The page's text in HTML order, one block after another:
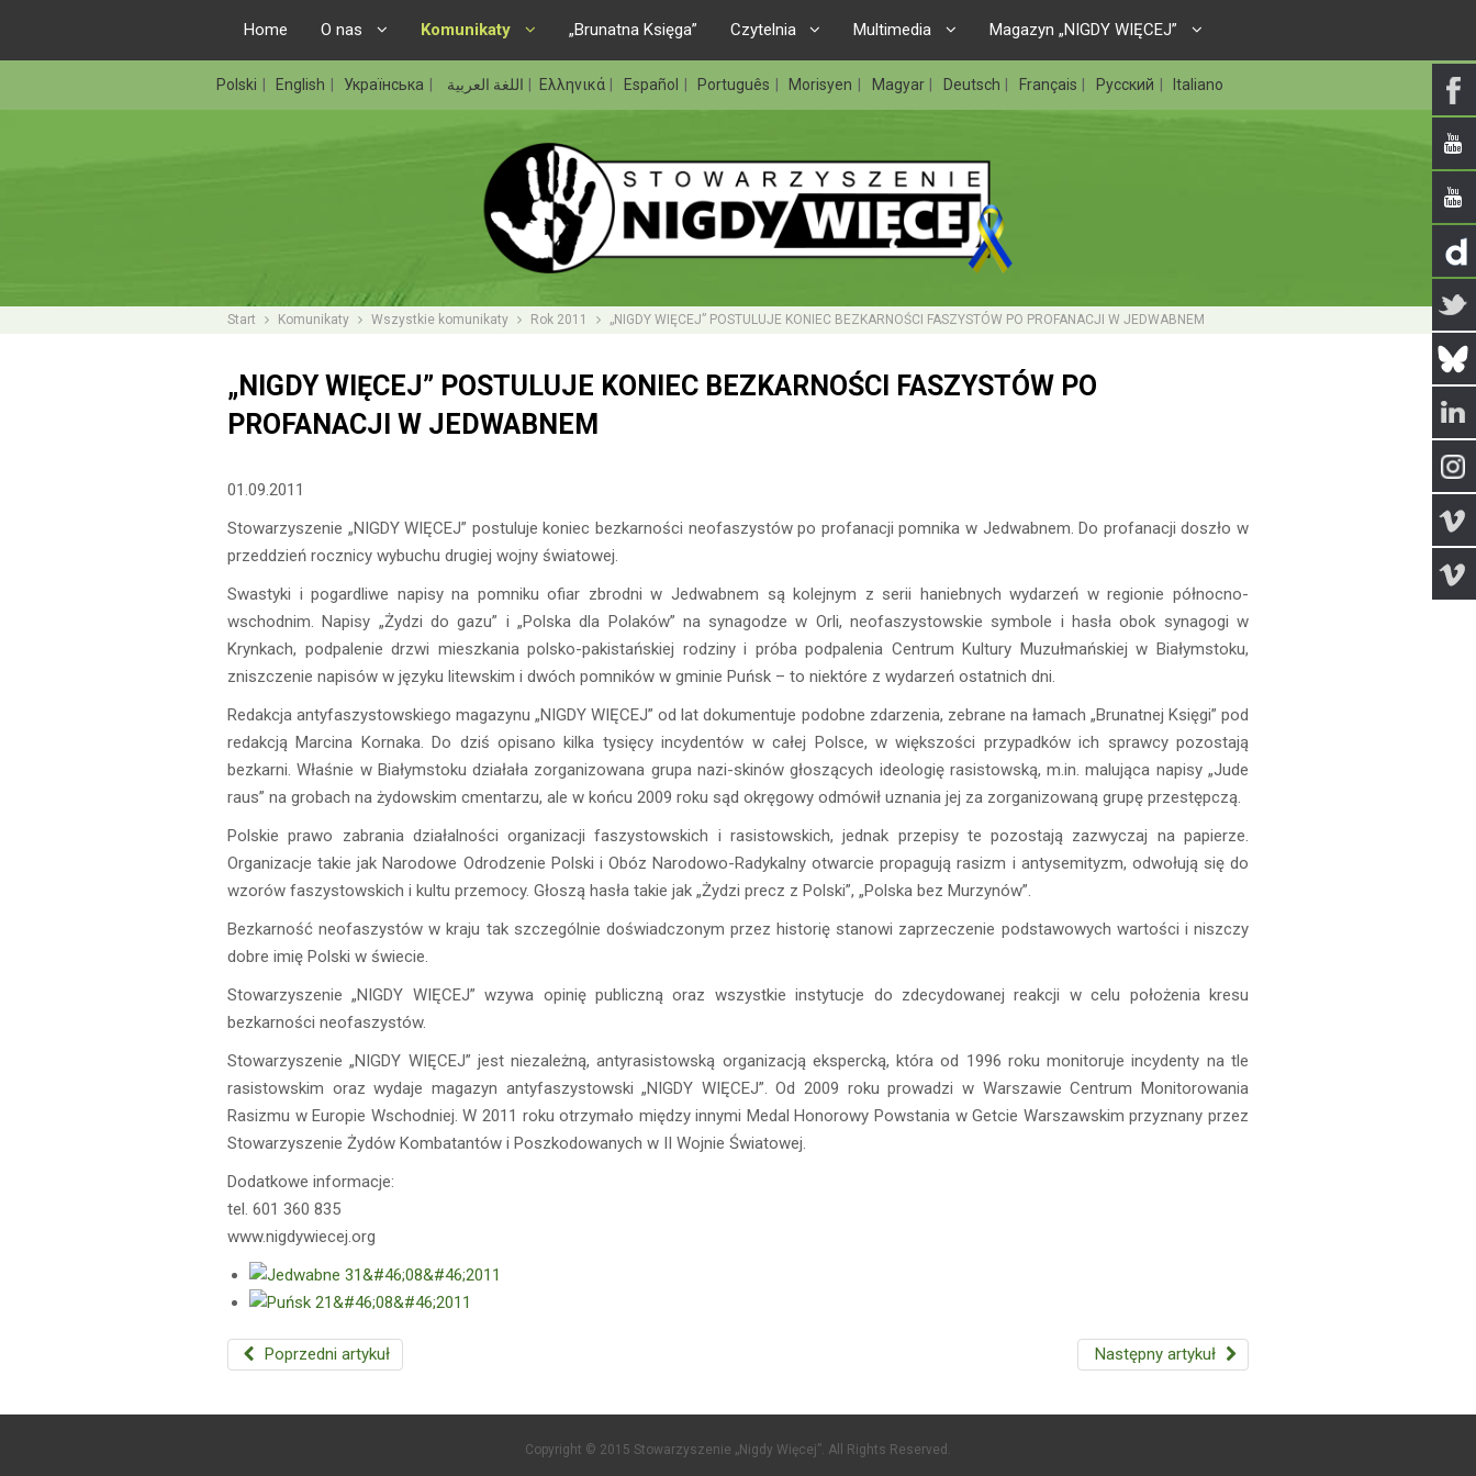
Home O nas Komunikaty „Brunatna Księga” Czytelnia Multimedia Magazyn „NIGDY WIĘCEJ”
Polski English Українська اللغة العربية Ελληνικά Español Português Morisyen Magyar Deutsch Français Русский Italiano
Start Komunikaty Wszystkie komunikaty Rok 2011 „NIGDY WIĘCEJ” POSTULUJE KONIEC BEZKARNOŚCI FASZYSTÓW PO PROFANACJI W JEDWABNEM
„NIGDY WIĘCEJ” POSTULUJE KONIEC BEZKARNOŚCI FASZYSTÓW PO
PROFANACJI W JEDWABNEM
01.09.2011
Stowarzyszenie „NIGDY WIĘCEJ” postuluje koniec bezkarności neofaszystów po profanacji pomnika w Jedwabnem. Do profanacji doszło w
przeddzień rocznicy wybuchu drugiej wojny światowej.
Swastyki i pogardliwe napisy na pomniku ofiar zbrodni w Jedwabnem są kolejnym z serii haniebnych wydarzeń w regionie północno-
wschodnim. Napisy „Żydzi do gazu” i „Polska dla Polaków” na synagodze w Orli, neofaszystowskie symbole i hasła obok synagogi w
Krynkach, podpalenie drzwi mieszkania polsko-pakistańskiej rodziny i próba podpalenia Centrum Kultury Muzułmańskiej w Białymstoku,
zniszczenie napisów w języku litewskim i dwóch pomników w gminie Puńsk – to niektóre z wydarzeń ostatnich dni.
Redakcja antyfaszystowskiego magazynu „NIGDY WIĘCEJ” od lat dokumentuje podobne zdarzenia, zebrane na łamach „Brunatnej Księgi” pod
redakcją Marcina Kornaka. Do dziś opisano kilka tysięcy incydentów w całej Polsce, w większości przypadków ich sprawcy pozostają
bezkarni. Właśnie w Białymstoku działała zorganizowana grupa nazi-skinów głoszących ideologię rasistowską, m.in. malująca napisy „Jude
raus” na grobach na żydowskim cmentarzu, ale w końcu 2009 roku sąd okręgowy odmówił uznania jej za zorganizowaną grupę przestępczą.
Polskie prawo zabrania działalności organizacji faszystowskich i rasistowskich, jednak przepisy te pozostają zazwyczaj na papierze.
Organizacje takie jak Narodowe Odrodzenie Polski i Obóz Narodowo-Radykalny otwarcie propagują rasizm i antysemityzm, odwołują się do
wzorów faszystowskich i kultu przemocy. Głoszą hasła takie jak „Żydzi precz z Polski”, „Polska bez Murzynów”.
Bezkarność neofaszystów w kraju tak szczególnie doświadczonym przez historię stanowi zaprzeczenie podstawowych wartości i niszczy
dobre imię Polski w świecie.
Stowarzyszenie „NIGDY WIĘCEJ” wzywa opinię publiczną oraz wszystkie instytucje do zdecydowanej reakcji w celu położenia kresu
bezkarności neofaszystów.
Stowarzyszenie „NIGDY WIĘCEJ” jest niezależną, antyrasistowską organizacją ekspercką, która od 1996 roku monitoruje incydenty na tle
rasistowskim oraz wydaje magazyn antyfaszystowski „NIGDY WIĘCEJ”. Od 2009 roku prowadzi w Warszawie Centrum Monitorowania
Rasizmu w Europie Wschodniej. W 2011 roku otrzymało między innymi Medal Honorowy Powstania w Getcie Warszawskim przyznany przez
Stowarzyszenie Żydów Kombatantów i Poszkodowanych w II Wojnie Światowej.
Dodatkowe informacje:
tel. 601 360 835
www.nigdywiecej.org
Poprzedni artykuł Następny artykuł
Copyright © 2015 Stowarzyszenie „Nigdy Więcej”. All Rights Reserved.